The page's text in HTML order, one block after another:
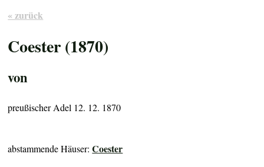
« zurück
Coester (1870)
von
preußischer Adel 12. 12. 1870
abstammende Häuser:Coester